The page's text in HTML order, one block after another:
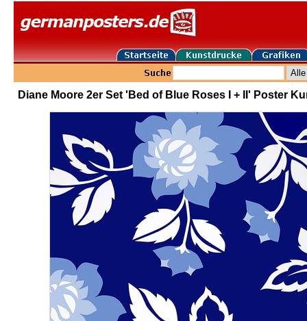
Diane Moore 2er Set 'Bed of Blue Roses I + II' Poster